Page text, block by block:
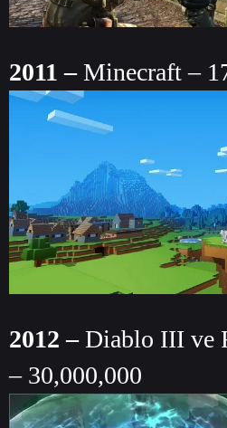
2011 –Minecraft –
2012 –Diablo III ve
– 30,000,000